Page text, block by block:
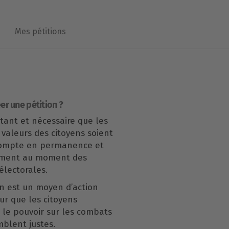
Mes pétitions
une pétition ?
et nécessaire que les
des citoyens soient
en permanence et
au moment des
est un moyen d’action
que les citoyens
pouvoir sur les combats
justes.